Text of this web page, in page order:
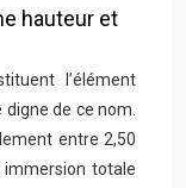
hauteur et
l’élément
de ce nom.
entre 2,50
totale